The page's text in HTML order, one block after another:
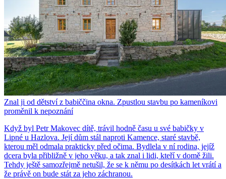
Znal ji od dětství z babiččina okna. Zpustlou stavbu po kameníkovi
proměnil k nepoznání
Když byl Petr Makovec dítě, trávil hodně času u své babičky v
Lipné u Hazlova. Její dům stál naproti Kamence, staré stavbě,
kterou měl odmala prakticky před očima. Bydlela v ní rodina, jejíž
dcera byla přibližně v jeho věku, a tak znal i lidi, kteří v domě žili.
Tehdy ještě samozřejmě netušil, že se k němu po desítkách let vrátí a
že právě on bude stát za jeho záchranou.